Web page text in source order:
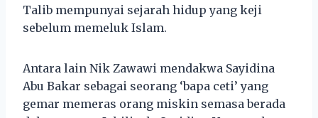
Talib mempunyai sejarah hidup yang keji
sebelum memeluk Islam.
Antara lain Nik Zawawi mendakwa Sayidina
Abu Bakar sebagai seorang ‘bapa ceti’ yang
gemar memeras orang miskin semasa berada